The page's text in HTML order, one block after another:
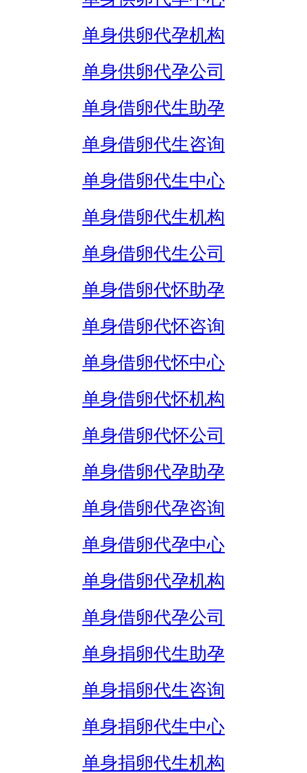
单身供卵代孕机构
单身供卵代孕公司
单身借卵代生助孕
单身借卵代生咨询
单身借卵代生中心
单身借卵代生机构
单身借卵代生公司
单身借卵代怀助孕
单身借卵代怀咨询
单身借卵代怀中心
单身借卵代怀机构
单身借卵代怀公司
单身借卵代孕助孕
单身借卵代孕咨询
单身借卵代孕中心
单身借卵代孕机构
单身借卵代孕公司
单身捐卵代生助孕
单身捐卵代生咨询
单身捐卵代生中心
单身捐卵代生机构